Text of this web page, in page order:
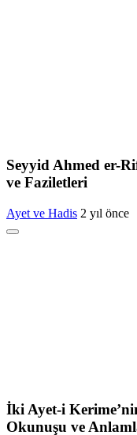
Seyyid Ahmed er-
ve Faziletleri
Ayet ve Hadis 2 yıl önce
İki Ayet-i
Okunuşu ve